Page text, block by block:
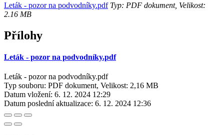
Leták - pozor na podvodníky.pdfTyp: PDF dokument, Velikost:
2.16 MB
Přílohy
Leták - pozor na podvodníky.pdf
Leták - pozor na podvodníky.pdf
Typ souboru: PDF dokument, Velikost: 2,16 MB
Datum vložení: 6. 12. 2024 12:29
Datum poslední aktualizace: 6. 12. 2024 12:36